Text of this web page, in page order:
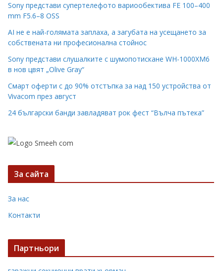
Sony представи супертелефото вариообектива FE 100–400
mm F5.6–8 OSS
AI не е най-голямата заплаха, а загубата на усещането за
собствената ни професионална стойнос
Sony представи слушалките с шумопотискане WH-1000XM6
в нов цвят „Olive Gray“
Смарт оферти с до 90% отстъпка за над 150 устройства от
Vivacom през август
24 български банди завладяват рок фест “Вълча пътека”
За сайта
За нас
Контакти
Партньори